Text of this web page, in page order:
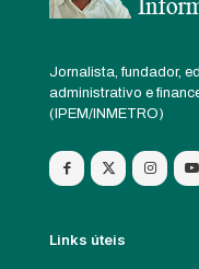
Jornalista, fundador,
administrativo e
(IPEM/INMETRO)
Links úteis